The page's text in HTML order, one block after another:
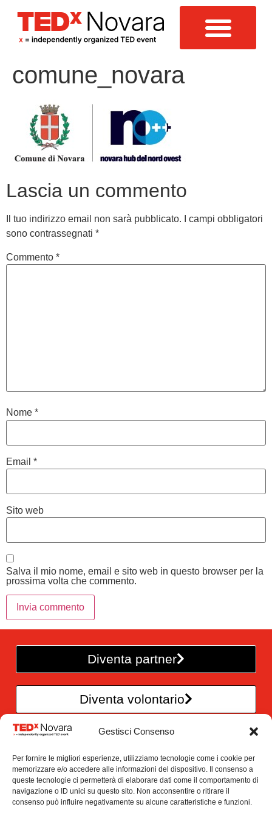
Gestisci Consenso
Per fornire le migliori esperienze, utilizziamo tecnologie come i cookie per
memorizzare e/o accedere alle informazioni del dispositivo. Il consenso a
queste tecnologie ci permetterà di elaborare dati come il comportamento di
navigazione o ID unici su questo sito. Non acconsentire o ritirare il
consenso può influire negativamente su alcune caratteristiche e funzioni.
comune_novara
Lascia un commento
Il tuo indirizzo email non sarà pubblicato.
I campi obbligatori
sono contrassegnati *
Commento *
Nome *
Email *
Sito web
Salva il mio nome, email e sito web in questo browser per la
prossima volta che commento.
Diventa partner
Diventa volontario
di CreAttivi – Officina di idee
Via Croci 3/B , 28100 Novara
info@tedxnovara.com